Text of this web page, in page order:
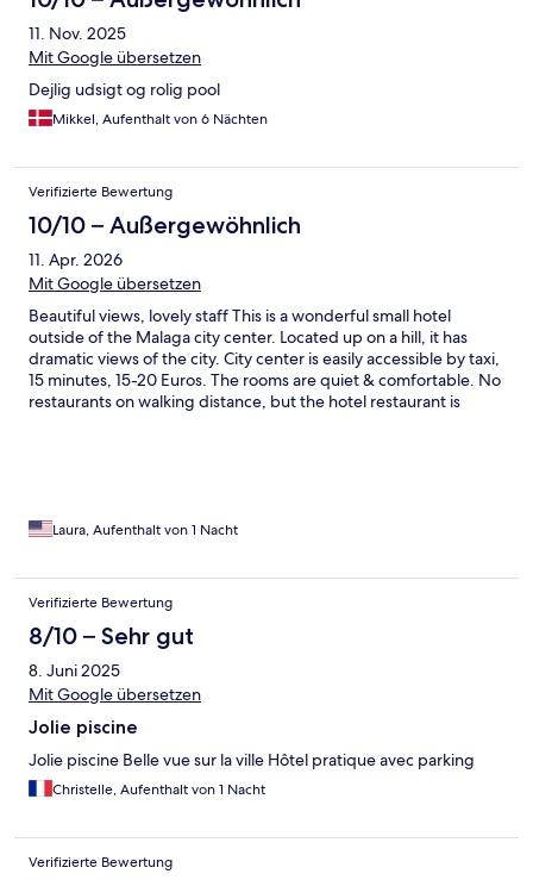
11. Nov. 2025
Mit Google übersetzen
Dejlig udsigt og rolig pool
Mikkel, Aufenthalt von 6 Nächten
Verifizierte Bewertung
10/10 – Außergewöhnlich
11. Apr. 2026
Mit Google übersetzen
Beautiful views, lovely staff This is a wonderful small hotel
outside of the Malaga city center. Located up on a hill, it has
dramatic views of the city. City center is easily accessible by taxi,
15 minutes, 15-20 Euros. The rooms are quiet & comfortable. No
restaurants on walking distance, but the hotel restaurant is
Laura, Aufenthalt von 1 Nacht
Verifizierte Bewertung
8/10 – Sehr gut
8. Juni 2025
Mit Google übersetzen
Jolie piscine
Jolie piscine Belle vue sur la ville Hôtel pratique avec parking
Christelle, Aufenthalt von 1 Nacht
Verifizierte Bewertung